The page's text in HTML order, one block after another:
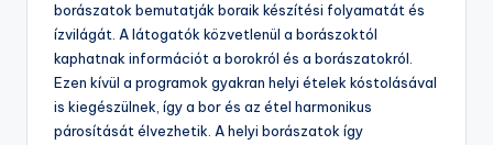
borászatok bemutatják boraik készítési folyamatát és
ízvilágát. A látogatók közvetlenül a borászoktól
kaphatnak információt a borokról és a borászatokról.
Ezen kívül a programok gyakran helyi ételek kóstolásával
is kiegészülnek, így a bor és az étel harmonikus
párosítását élvezhetik. A helyi borászatok így